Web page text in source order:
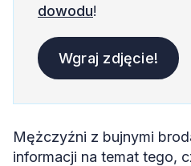
dowodu!
Wgraj zdjęcie!
Mężczyźni z bujnymi
informacji na temat tego,